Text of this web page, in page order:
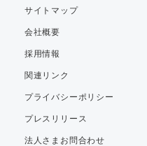
サイトマップ
会社概要
採用情報
関連リンク
プライバシーポリシー
プレスリリース
法人さまお問合わせ